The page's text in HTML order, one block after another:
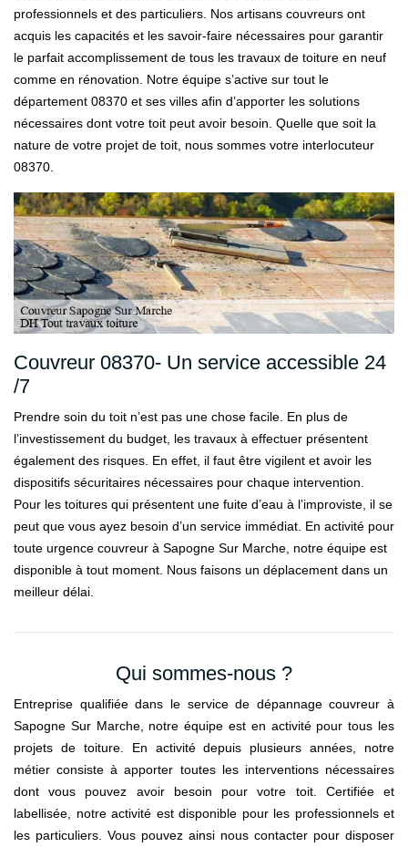
professionnels et des particuliers. Nos artisans couvreurs ont
acquis les capacités et les savoir-faire nécessaires pour garantir
le parfait accomplissement de tous les travaux de toiture en neuf
comme en rénovation. Notre équipe s’active sur tout le
département 08370 et ses villes afin d’apporter les solutions
nécessaires dont votre toit peut avoir besoin. Quelle que soit la
nature de votre projet de toit, nous sommes votre interlocuteur
08370.
Couvreur 08370- Un service accessible 24
/7
Prendre soin du toit n’est pas une chose facile. En plus de
l’investissement du budget, les travaux à effectuer présentent
également des risques. En effet, il faut être vigilent et avoir les
dispositifs sécuritaires nécessaires pour chaque intervention.
Pour les toitures qui présentent une fuite d’eau à l’improviste, il se
peut que vous ayez besoin d’un service immédiat. En activité pour
toute urgence couvreur à Sapogne Sur Marche, notre équipe est
disponible à tout moment. Nous faisons un déplacement dans un
meilleur délai.
Qui sommes-nous ?
Entreprise qualifiée dans le service de dépannage couvreur à
Sapogne Sur Marche, notre équipe est en activité pour tous les
projets de toiture. En activité depuis plusieurs années, notre
métier consiste à apporter toutes les interventions nécessaires
dont vous pouvez avoir besoin pour votre toit. Certifiée et
labellisée, notre activité est disponible pour les professionnels et
les particuliers. Vous pouvez ainsi nous contacter pour disposer